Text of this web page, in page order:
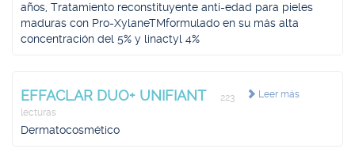
años, Tratamiento reconstituyente anti-edad para pieles
maduras con Pro-XylaneTMformulado en su más alta
concentración del 5% y linactyl 4%
Leer más
EFFACLAR DUO+ UNIFIANT
223
lecturas
Dermatocosmético